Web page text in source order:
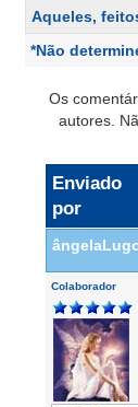
Aqueles,
*Não
Os
autores.
Enviado
por
Colaborador